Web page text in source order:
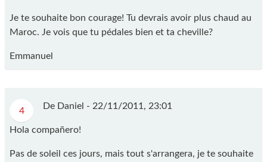
Je te souhaite bon courage! Tu devrais avoir plus chaud au
Maroc. Je vois que tu pédales bien et ta cheville?
Emmanuel
4 De Daniel - 22/11/2011, 23:01
Hola compañero!
Pas de soleil ces jours, mais tout s'arrangera, je te souhaite